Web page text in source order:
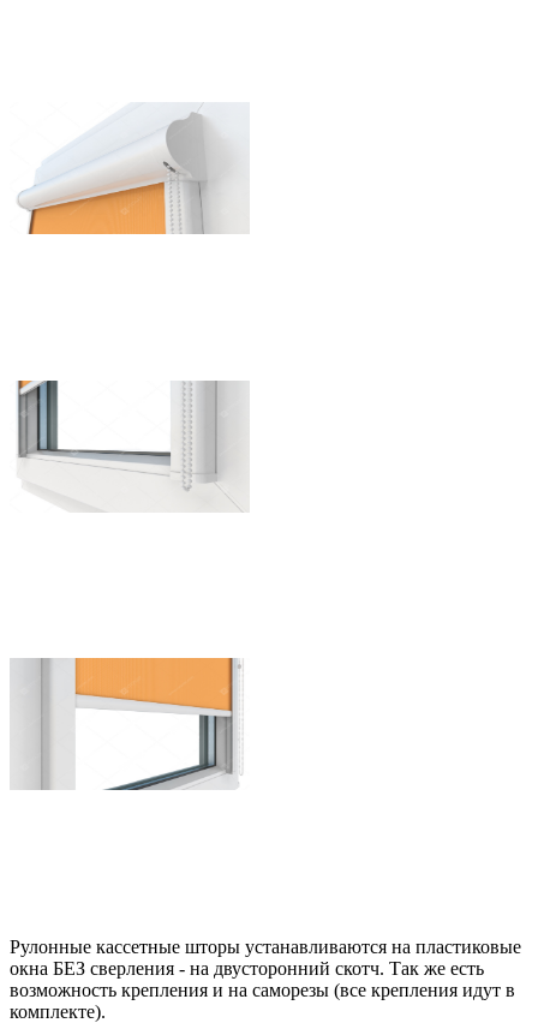
Рулонные кассетные шторы устанавливаются на пластиковые
окна БЕЗ сверления - на двусторонний скотч. Так же есть
возможность крепления и на саморезы (все крепления идут в
комплекте).